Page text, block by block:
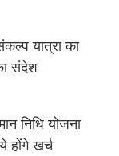
यात्रा का
संदेश
निधि योजना
होंगे खर्च